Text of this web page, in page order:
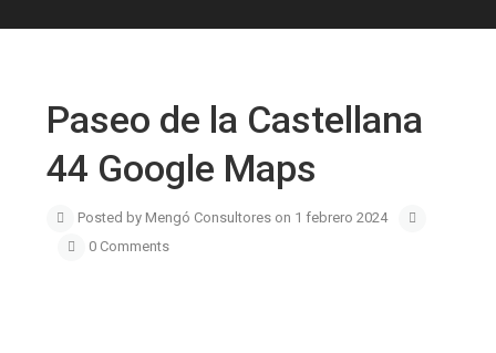
Paseo de la Castellana
44 Google Maps
Posted by Mengó Consultores on 1 febrero 2024
0 Comments